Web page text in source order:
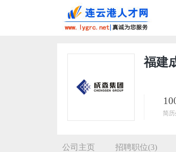
福建
简历
公司主页 招聘职位(3)